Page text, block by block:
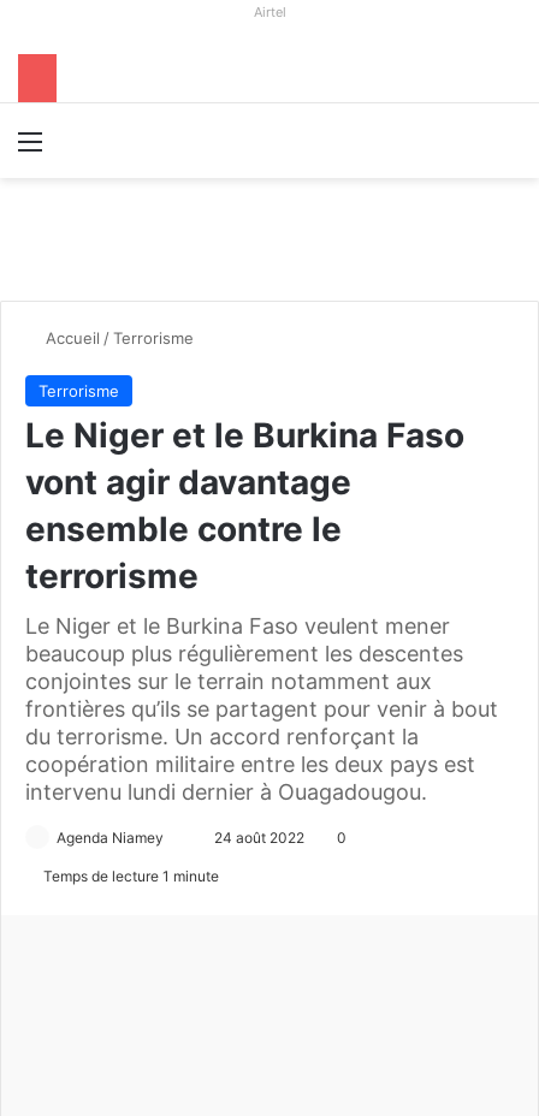
Airtel
Accueil /Terrorisme
Terrorisme
Le Niger et le Burkina Faso
vont agir davantage
ensemble contre le
terrorisme
Le Niger et le Burkina Faso veulent mener
beaucoup plus régulièrement les descentes
conjointes sur le terrain notamment aux
frontières qu’ils se partagent pour venir à bout
du terrorisme. Un accord renforçant la
coopération militaire entre les deux pays est
intervenu lundi dernier à Ouagadougou.
Agenda Niamey
n
24 août 2022 0
Temps de lecture 1 minute